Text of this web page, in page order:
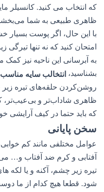
که انتخاب می کنید. کانسیلر
ظاهری طبیعی به شما
با این حال، اگر پوست بسیار
امتحان کنید که نه تنها تیرگی
به آبرسانی این ناحیه نیز کمک
بشناسید،انتخالب سایه مناسب
روشن‌کردن حلقه‌های تیره زیر
ظاهری شاداب‌تر و بی‌عیب‌تر،
که باید حتما در کیف آرایشی
سخن پایانی
عوامل مختلفی مانند کم
آفتابی و کرم ضد آفتاب و…
تیره زیر چشم، آکنه و یا لکه
شود. قطعا هیچ کدام از ما دوست